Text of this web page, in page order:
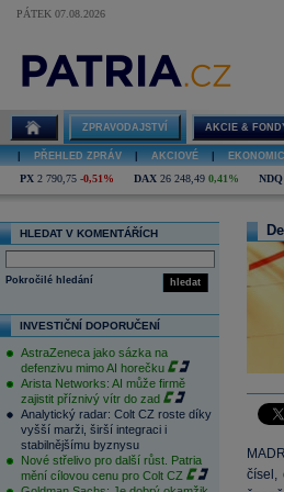
PÁTEK 07.08.2026
ZPRAVODAJSTVÍ AKCIE &
PŘEHLED ZPRÁV AKCIOVÉ
PX 2 790,75 -0,51% DAX 26 248,49 0,41% NDQ
HLEDAT V KOMENTÁŘÍCH
hledat
Pokročilé hledání
INVESTIČNÍ DOPORUČENÍ
AstraZeneca jako sázka na
defenzivu mimo AI horečku
Arista Networks: AI může firmě
zajistit příznivý vítr do zad
Analytický radar: Colt CZ roste díky
vyšší marži, širší integraci i
stabilnějšímu byznysu
Nové střelivo pro další růst. Patria
mění cílovou cenu pro Colt CZ
čísel,